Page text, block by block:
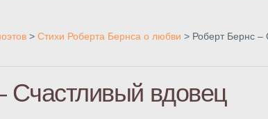
> Стихи Роберта Бернса о любви > Роберт Бернс –
Счастливый вдовец